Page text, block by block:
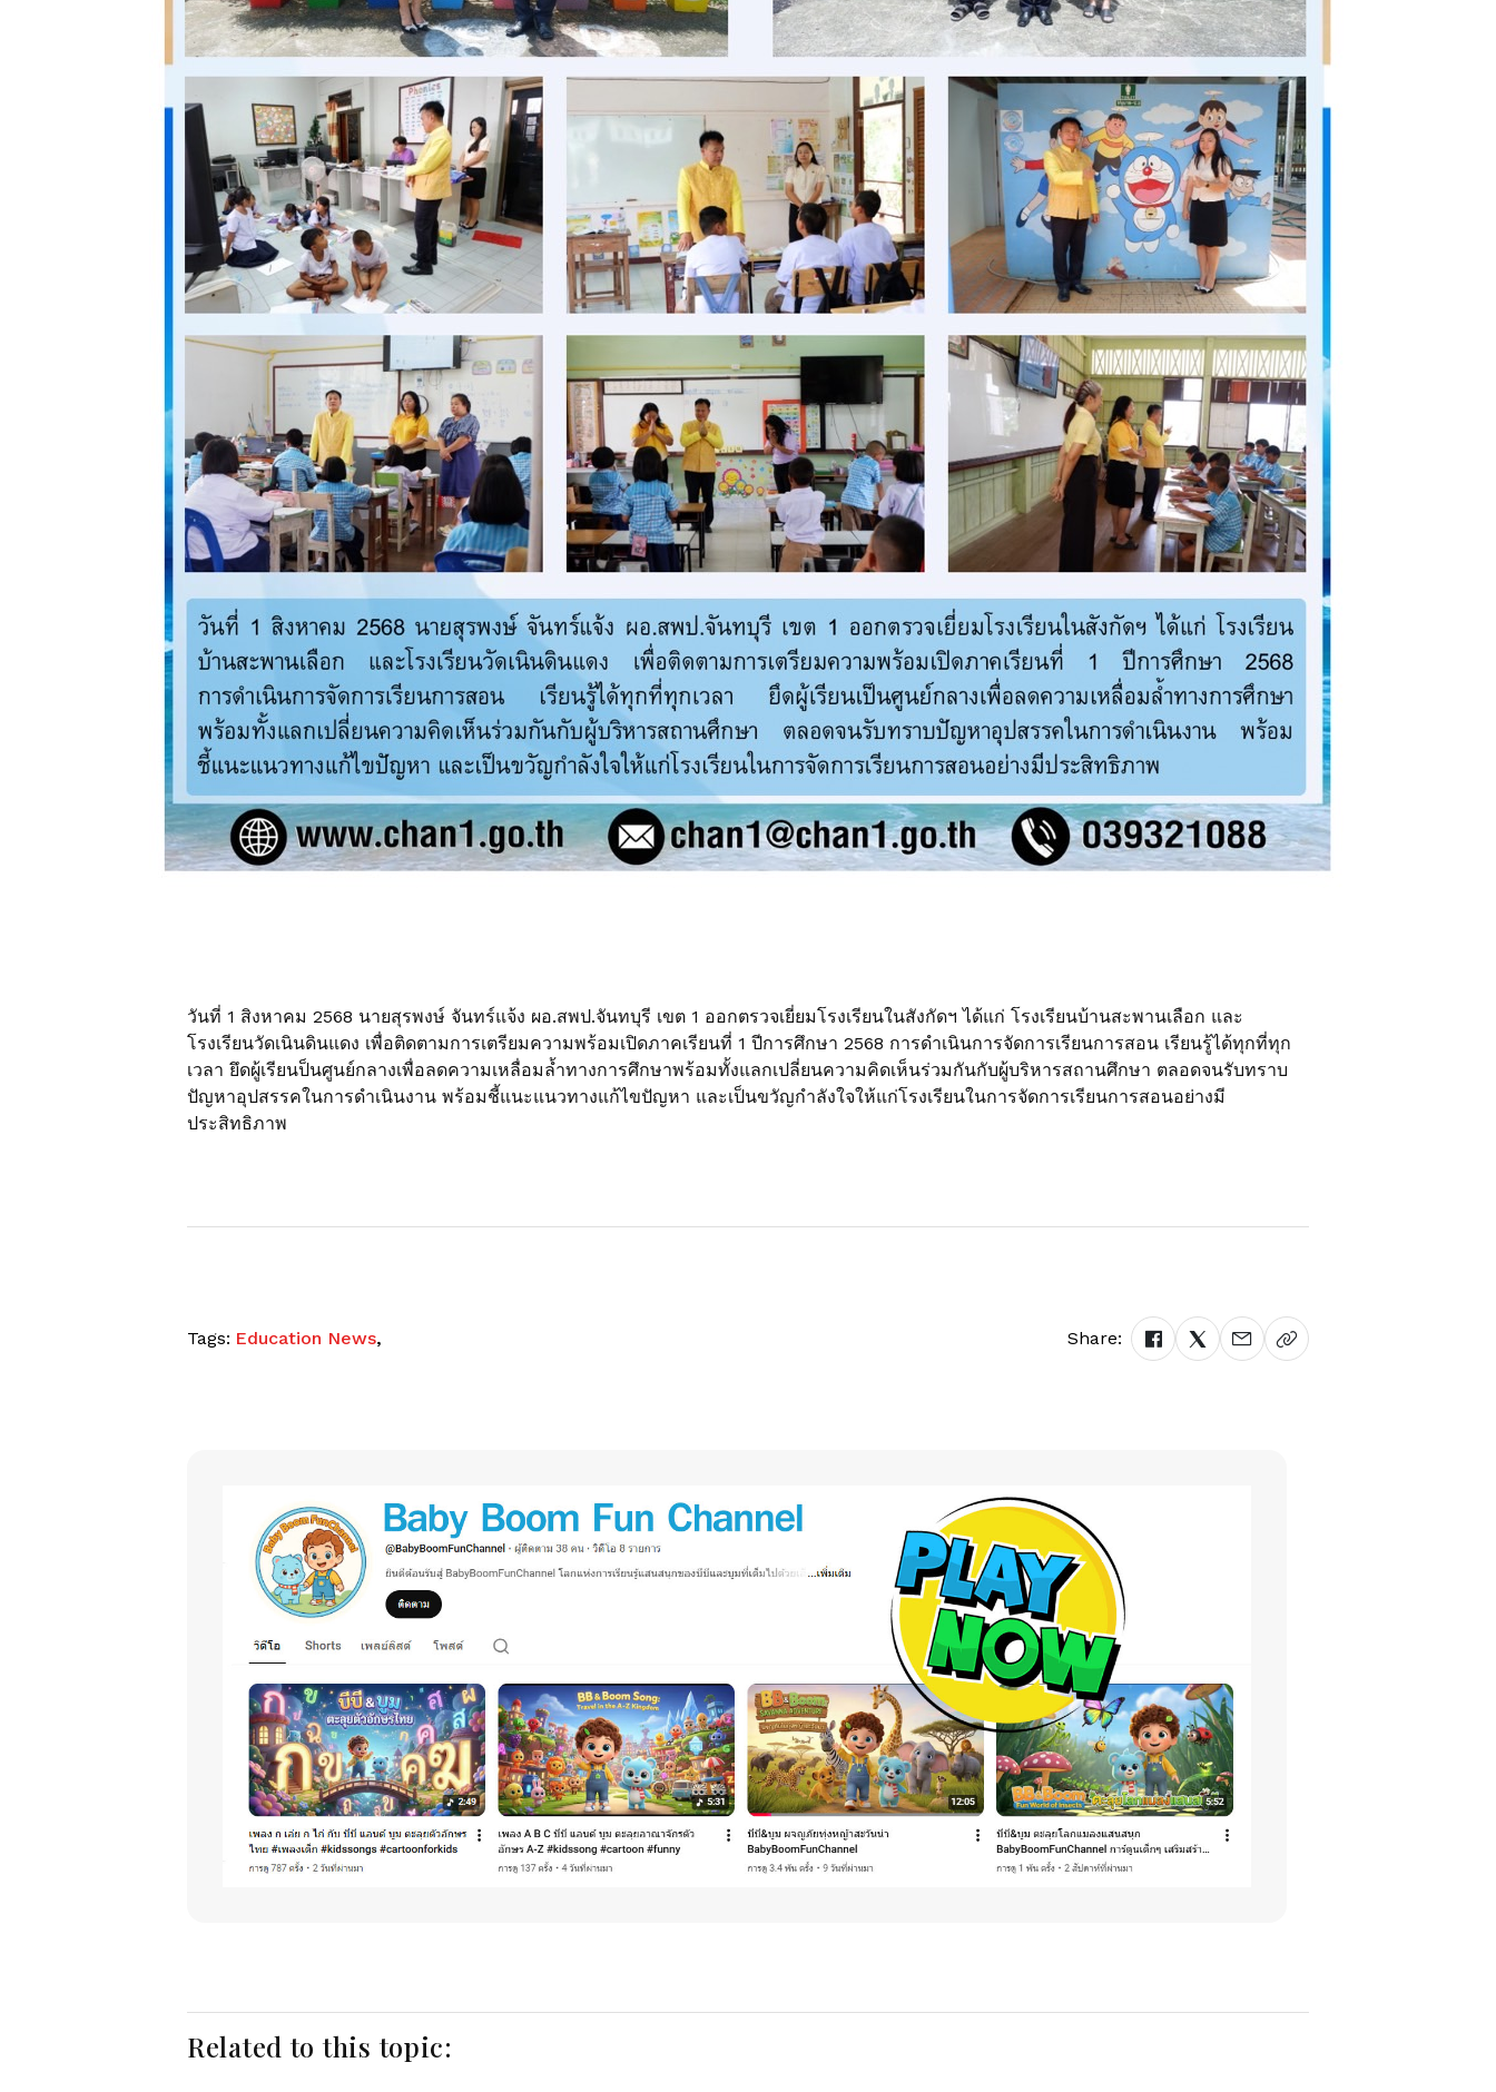
วันที่ 1 สิงหาคม 2568 นายสุรพงษ์ จันทร์แจ้ง ผอ.สพป.จันทบุรี เขต 1 ออกตรวจเยี่ยมโรงเรียนในสังกัดฯ ได้แก่ โรงเรียนบ้านสะพานเลือก และ
โรงเรียนวัดเนินดินแดง เพื่อติดตามการเตรียมความพร้อมเปิดภาคเรียนที่ 1 ปีการศึกษา 2568 การดำเนินการจัดการเรียนการสอน เรียนรู้ได้ทุกที่ทุก
เวลา ยึดผู้เรียนป็นศูนย์กลางเพื่อลดความเหลื่อมล้ำทางการศึกษาพร้อมทั้งแลกเปลี่ยนความคิดเห็นร่วมกันกับผู้บริหารสถานศึกษา ตลอดจนรับทราบ
ปัญหาอุปสรรคในการดำเนินงาน พร้อมชี้แนะแนวทางแก้ไขปัญหา และเป็นขวัญกำลังใจให้แก่โรงเรียนในการจัดการเรียนการสอนอย่างมี
ประสิทธิภาพ
Tags: Education News, Share:
Related to this topic: